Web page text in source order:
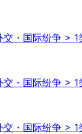
・国际纷争 >
・国际纷争 >
・国际纷争 >